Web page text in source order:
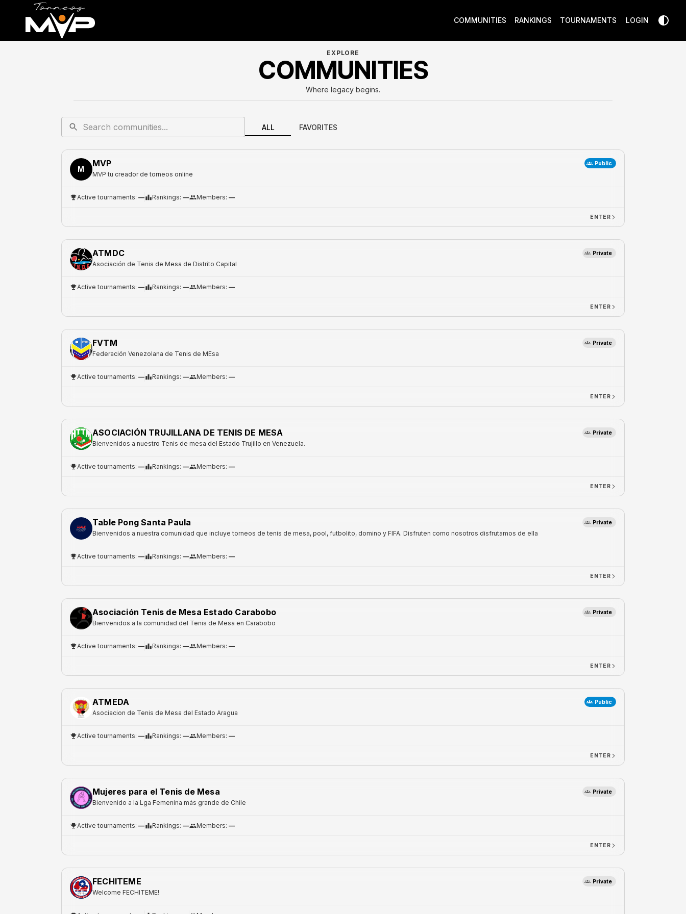
COMMUNITIES RANKINGS TOURNAMENTS LOGIN
EXPLORE
COMMUNITIES
Where legacy begins.
ALL FAVORITES
M
MVP Public
MVP tu creador de torneos online
Active tournaments: — Rankings: — Members: —
ENTER
ATMDC Private
Asociación de Tenis de Mesa de Distrito Capital
Active tournaments: — Rankings: — Members: —
ENTER
FVTM Private
Federación Venezolana de Tenis de MEsa
Active tournaments: — Rankings: — Members: —
ENTER
ASOCIACIÓN TRUJILLANA DE TENIS DE MESA Private
Bienvenidos a nuestro Tenis de mesa del Estado Trujillo en Venezuela.
Active tournaments: — Rankings: — Members: —
ENTER
Table Pong Santa Paula Private
Bienvenidos a nuestra comunidad que incluye torneos de tenis de mesa, pool, futbolito, domino y FIFA. Disfruten como nosotros disfrutamos de ella
Active tournaments: — Rankings: — Members: —
ENTER
Asociación Tenis de Mesa Estado Carabobo Private
Bienvenidos a la comunidad del Tenis de Mesa en Carabobo
Active tournaments: — Rankings: — Members: —
ENTER
ATMEDA Public
Asociacion de Tenis de Mesa del Estado Aragua
Active tournaments: — Rankings: — Members: —
ENTER
Mujeres para el Tenis de Mesa Private
Bienvenido a la Lga Femenina más grande de Chile
Active tournaments: — Rankings: — Members: —
ENTER
FECHITEME Private
Welcome FECHITEME!